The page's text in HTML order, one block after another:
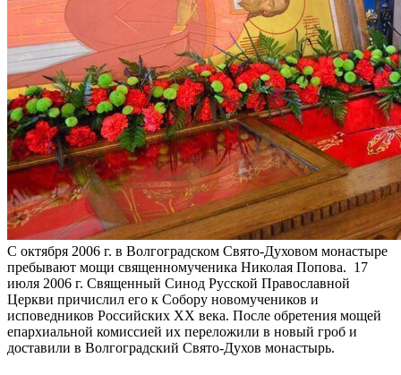
С октября 2006 г. в Волгоградском Свято-Духовом монастыре
пребывают мощи священномученика Николая Попова. 17
июля 2006 г. Священный Синод Русской Православной
Церкви причислил его к Собору новомучеников и
исповедников Российских XX века. После обретения мощей
епархиальной комиссией их переложили в новый гроб и
доставили в Волгоградский Свято-Духов монастырь.